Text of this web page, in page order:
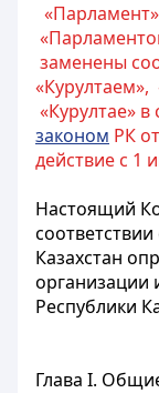
заменены
«Курултаем»,
«Курултае» в
законом РК
действие с 1
Настоящий
соответствии
Казахстан
организации
Республики
Глава I.